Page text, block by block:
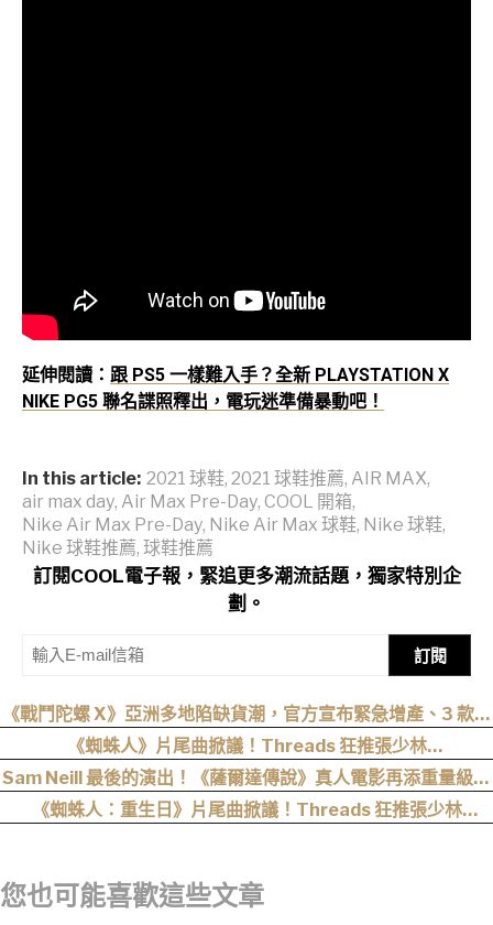
延伸閱讀： 跟 PS5 一樣難入手？全新 PLAYSTATION X
NIKE PG5 聯名諜照釋出，電玩迷準備暴動吧！
In this article: 2021 球鞋, 2021 球鞋推薦, AIR MAX,
air max day, Air Max Pre-Day, COOL 開箱,
Nike Air Max Pre-Day, Nike Air Max 球鞋, Nike 球鞋,
Nike 球鞋推薦, 球鞋推薦
訂閱COOL電子報，緊追更多潮流話題，獨家特別企
劃。
訂閱
《戰鬥陀螺 X》亞洲多地陷缺貨潮，官方宣布緊急增產、3 款商
品開放接單生產
《蜘蛛人》片尾曲掀議！Threads 狂推張少林
〈SpiderMan〉，網友：播這個直接神作預定
Sam Neill 最後的演出！《薩爾達傳說》真人電影再添重量級卡
司
《蜘蛛人：重生日》片尾曲掀議！Threads 狂推張少林
您也可能喜歡這些文章